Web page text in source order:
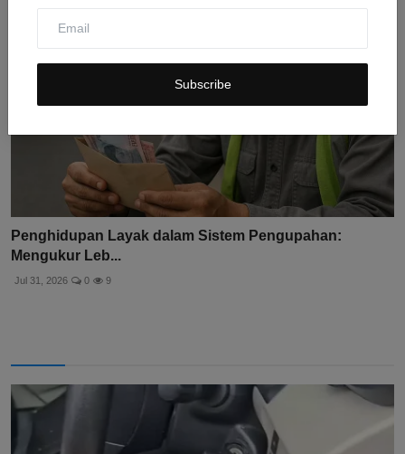
Subscribe
Penghidupan Layak dalam Sistem Pengupahan:
Mengukur Leb...
Jul 31, 2026 0 9